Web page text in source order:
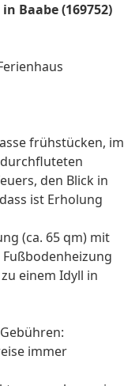
Baabe (169752)
frühstücken, im
den Blick in
ist Erholung
(ca. 65 qm) mit
einem Idyll in
immer